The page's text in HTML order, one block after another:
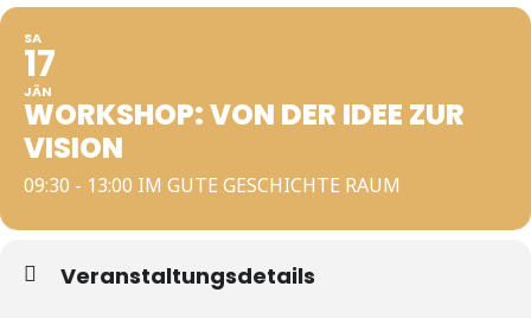
SA
17
JÄN
WORKSHOP: VON DER IDEE ZUR
VISION
09:30 - 13:00 IM GUTE GESCHICHTE RAUM
Veranstaltungsdetails